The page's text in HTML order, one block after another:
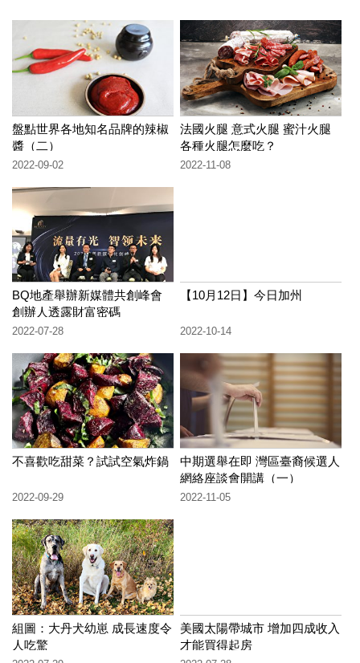
盤點世界各地知名品牌的辣椒
醬（二）
2022-09-02
法國火腿 意式火腿 蜜汁火腿
各種火腿怎麼吃？
2022-11-08
BQ地產舉辦新媒體共創峰會
創辦人透露財富密碼
2022-07-28
【10月12日】今日加州
2022-10-14
不喜歡吃甜菜？試試空氣炸鍋
2022-09-29
中期選舉在即 灣區臺裔候選人
網絡座談會開講（一）
2022-11-05
組圖：大丹犬幼崽 成長速度令
人吃驚
美國太陽帶城市 增加四成收入
才能買得起房